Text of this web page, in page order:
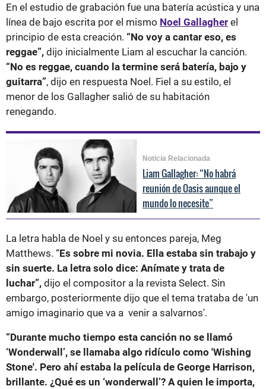
En el estudio de grabación fue una batería acústica y una
línea de bajo escrita por el mismo Noel Gallagher el
principio de esta creación. “No voy a cantar eso, es
reggae”, dijo inicialmente Liam al escuchar la canción.
“No es reggae, cuando la termine será batería, bajo y
guitarra”, dijo en respuesta Noel. Fiel a su estilo, el
menor de los Gallagher salió de su habitación
renegando.
Noticia Relacionada
Liam Gallagher: “No habrá
reunión de Oasis aunque el
mundo lo necesite”
La letra habla de Noel y su entonces pareja, Meg
Matthews. “Es sobre mi novia. Ella estaba sin trabajo y
sin suerte. La letra solo dice: Anímate y trata de
luchar”, dijo el compositor a la revista Select. Sin
embargo, posteriormente dijo que el tema trataba de 'un
amigo imaginario que va a venir a salvarnos'.
“Durante mucho tiempo esta canción no se llamó
‘Wonderwall’, se llamaba algo ridículo como 'Wishing
Stone'. Pero ahí estaba la película de George Harrison,
brillante. ¿Qué es un ‘wonderwall’? A quien le importa,